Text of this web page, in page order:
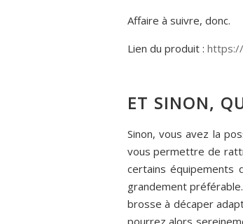
Affaire à suivre, donc.
Lien du produit :
ET SINON,
Sinon, vous avez la
vous permettre de
certains
grandement
brosse à décaper
pourrez alors